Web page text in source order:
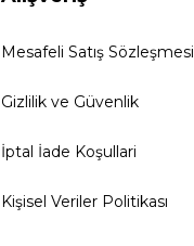
Mesafeli Satış Sözleşmesi
Gizlilik ve Güvenlik
İptal İade Koşullari
Kişisel Veriler Politikası